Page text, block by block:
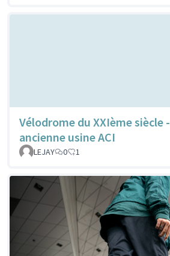
Vélodrome du XXIème siècle -
ancienne usine ACI
LEJAY
0 1